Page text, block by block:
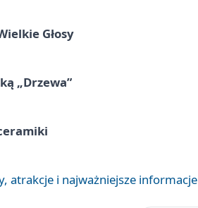
Głosy
„Drzewa”
atrakcje i najważniejsze informacje